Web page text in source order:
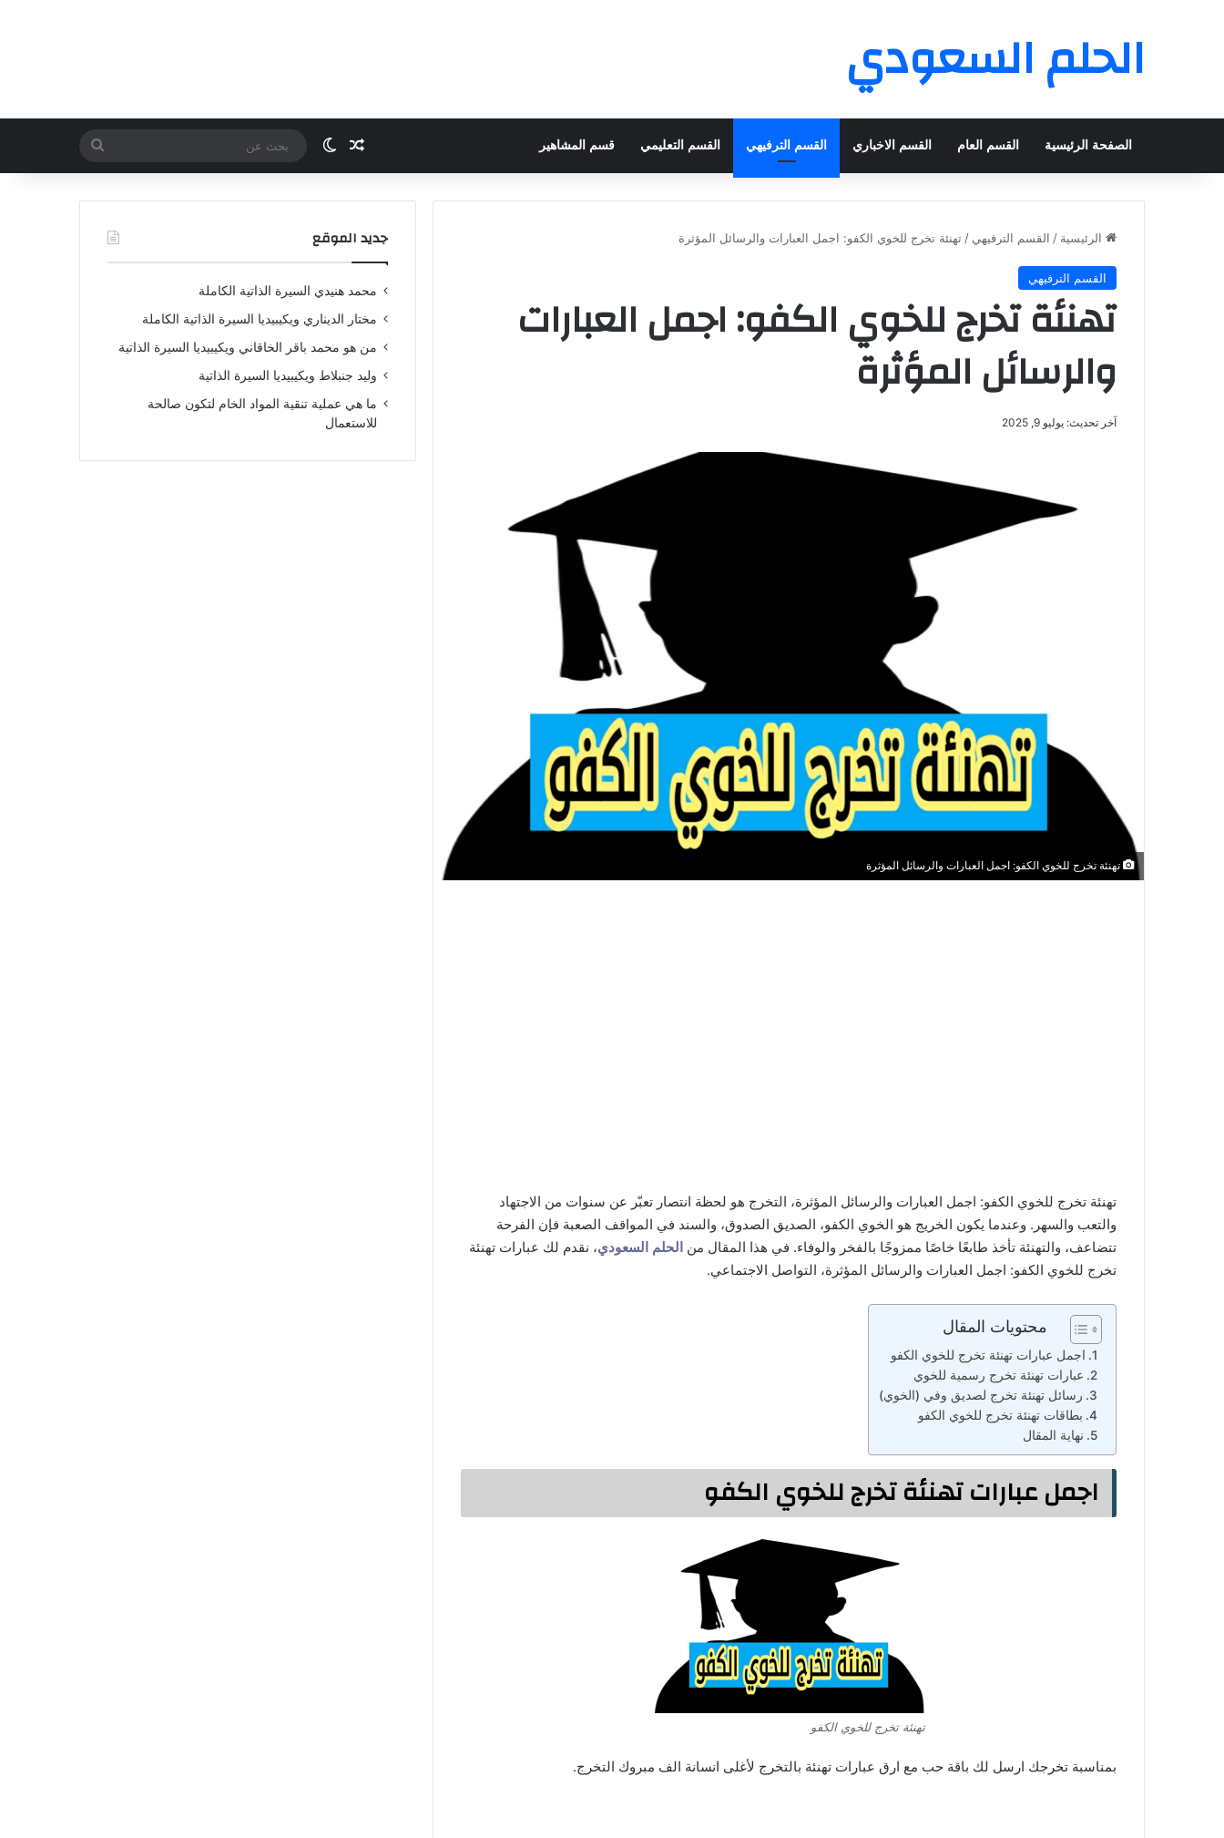
الحلم السعودي
الصفحة الرئيسية القسم العام القسم الاخباري القسم الترفيهي القسم التعليمي قسم المشاهير مقال عشوائي
الوضع المظلم
بحث
عن
الرئيسية / القسم الترفيهي / تهنئة تخرج للخوي الكفو: اجمل العبارات والرسائل المؤثرة
القسم الترفيهي
تهنئة تخرج للخوي الكفو: اجمل العبارات
والرسائل المؤثرة
آخر تحديث: يوليو 9, 2025
تهنئة تخرج للخوي الكفو: اجمل العبارات والرسائل المؤثرة
تهنئة تخرج للخوي الكفو: اجمل العبارات والرسائل المؤثرة، التخرج هو لحظة انتصار تعبّر عن سنوات من الاجتهاد
والتعب والسهر. وعندما يكون الخريج هو الخوي الكفو، الصديق الصدوق، والسند في المواقف الصعبة فإن الفرحة
تتضاعف، والتهنئة تأخذ طابعًا خاصًا ممزوجًا بالفخر والوفاء. في هذا المقال من الحلم السعودي، نقدم لك عبارات تهنئة
تخرج للخوي الكفو: اجمل العبارات والرسائل المؤثرة، التواصل الاجتماعي.
محتويات المقال
اجمل عبارات تهنئة تخرج للخوي الكفو
عبارات تهنئة تخرج رسمية للخوي
رسائل تهنئة تخرج لصديق وفي (الخوي)
بطاقات تهنئة تخرج للخوي الكفو
نهاية المقال
اجمل عبارات تهنئة تخرج للخوي الكفو
تهنئة تخرج للخوي الكفو
بمناسبة تخرجك ارسل لك باقة حب مع ارق عبارات تهنئة بالتخرج لأغلى انسانة الف مبروك التخرج.
جديد الموقع
محمد هنيدي السيرة الذاتية الكاملة
مختار الديناري ويكيبيديا السيرة الذاتية الكاملة
من هو محمد باقر الخاقاني ويكيبيديا السيرة الذاتية
وليد جنبلاط ويكيبيديا السيرة الذاتية
ما هي عملية تنقية المواد الخام لتكون صالحة
للاستعمال